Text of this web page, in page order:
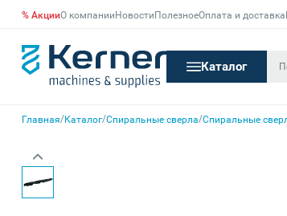
% АкцииО компанииНовостиПолезноеОплата и доставка
Каталог
Главная/Каталог/Спиральные сверла/Спиральные